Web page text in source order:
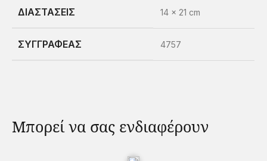
ΔΙΑΣΤΆΣΕΙΣ 14 × 21 cm
ΣΥΓΓΡΑΦΈΑΣ 4757
Μπορεί να σας ενδιαφέρουν